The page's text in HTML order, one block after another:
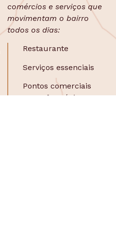
comércios e serviços que
movimentam o bairro
todos os dias:
Restaurante
Serviços essenciais
Pontos comerciais
como farmácia,